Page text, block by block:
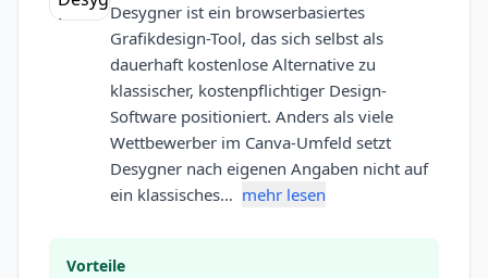
Desygner ist ein browserbasiertes
Grafikdesign-Tool, das sich selbst als
dauerhaft kostenlose Alternative zu
klassischer, kostenpflichtiger Design-
Software positioniert. Anders als viele
Wettbewerber im Canva-Umfeld setzt
Desygner nach eigenen Angaben nicht auf
ein klassisches… mehr lesen
Vorteile